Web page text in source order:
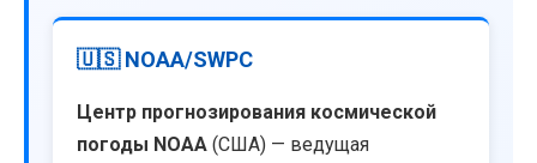
🇺🇸 NOAA/SWPC
Центр прогнозирования космической
погоды NOAA (США) — ведущая